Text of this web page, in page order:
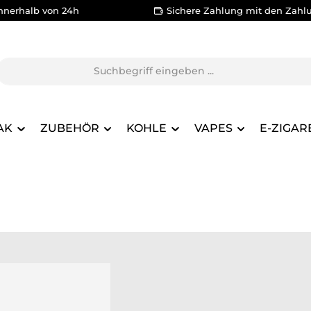
von 24h Sichere Zahlung mit den
ZUBEHÖR KOHLE VAPES E-